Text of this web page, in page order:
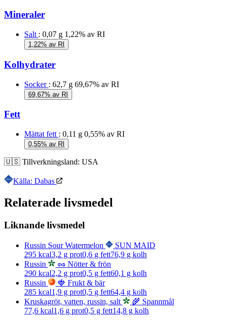
Mineraler
Salt : 0,07 g 1,22% av RI
1,22% av RI
Kolhydrater
Socker : 62,7 g 69,67% av RI
69,67% av RI
Fett
Mättat fett : 0,11 g 0,55% av RI
0,55% av RI
🇺🇸 Tillverkningsland: USA
Källa: Dabas
Relaterade livsmedel
Liknande livsmedel
Russin Sour Watermelon
SUN MAID
295 kcal3,2 g prot0,6 g fett76,9 g kolh
Russin
🥜 Nötter & frön
290 kcal2,2 g prot0,5 g fett60,1 g kolh
Russin
🍓 Frukt & bär
285 kcal1,9 g prot0,5 g fett64,4 g kolh
Kruskagröt, vatten, russin, salt
🌾 Spannmål
77,6 kcal1,6 g prot0,5 g fett14,8 g kolh